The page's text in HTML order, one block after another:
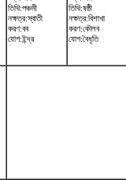
তিথি:পঞ্চমী
নক্ষত্র:স্বাতী
করণ:বব
যোগ:ইন্দ্র
তিথি:ষষ্ঠী
নক্ষত্র:বিশাখা
করণ:কৌলব
যোগ:বৈধৃতি